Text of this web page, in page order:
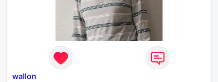
wallon